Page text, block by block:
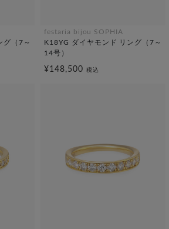
グ（7～
festaria bijou SOPHIA
K18YG ダイヤモンド リング（7～
14号）
¥148,500 税込